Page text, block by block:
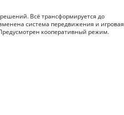
Всё трансформируется до
система передвижения и игровая
кооперативный режим.